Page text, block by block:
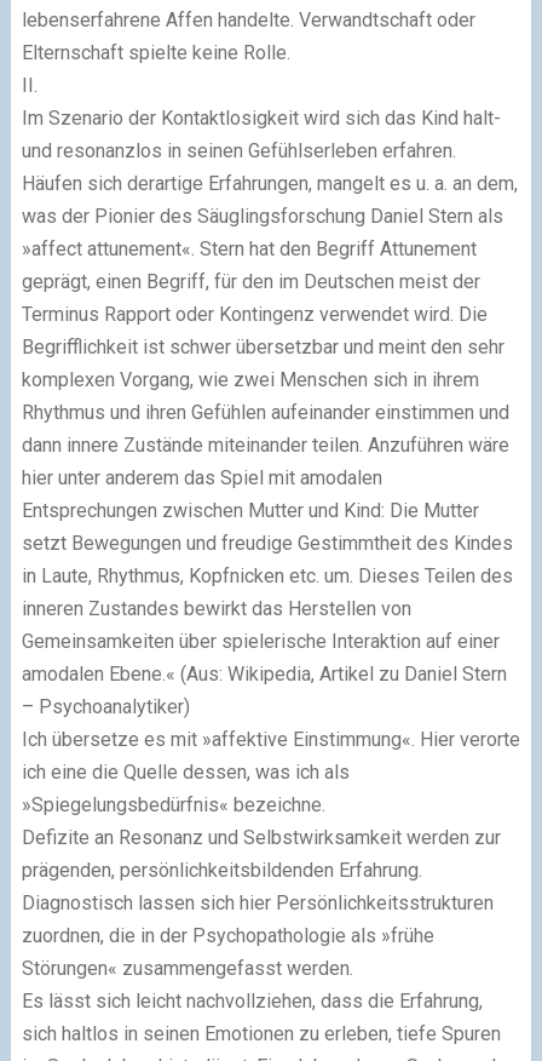
lebenserfahrene Affen handelte. Verwandtschaft oder
Elternschaft spielte keine Rolle.
II.
Im Szenario der Kontaktlosigkeit wird sich das Kind halt-
und resonanzlos in seinen Gefühlserleben erfahren.
Häufen sich derartige Erfahrungen, mangelt es u. a. an dem,
was der Pionier des Säuglingsforschung Daniel Stern als
»affect attunement«. Stern hat den Begriff Attunement
geprägt, einen Begriff, für den im Deutschen meist der
Terminus Rapport oder Kontingenz verwendet wird. Die
Begrifflichkeit ist schwer übersetzbar und meint den sehr
komplexen Vorgang, wie zwei Menschen sich in ihrem
Rhythmus und ihren Gefühlen aufeinander einstimmen und
dann innere Zustände miteinander teilen. Anzuführen wäre
hier unter anderem das Spiel mit amodalen
Entsprechungen zwischen Mutter und Kind: Die Mutter
setzt Bewegungen und freudige Gestimmtheit des Kindes
in Laute, Rhythmus, Kopfnicken etc. um. Dieses Teilen des
inneren Zustandes bewirkt das Herstellen von
Gemeinsamkeiten über spielerische Interaktion auf einer
amodalen Ebene.« (Aus: Wikipedia, Artikel zu Daniel Stern
– Psychoanalytiker)
Ich übersetze es mit »affektive Einstimmung«. Hier verorte
ich eine die Quelle dessen, was ich als
»Spiegelungsbedürfnis« bezeichne.
Defizite an Resonanz und Selbstwirksamkeit werden zur
prägenden, persönlichkeitsbildenden Erfahrung.
Diagnostisch lassen sich hier Persönlichkeitsstrukturen
zuordnen, die in der Psychopathologie als »frühe
Störungen« zusammengefasst werden.
Es lässt sich leicht nachvollziehen, dass die Erfahrung,
sich haltlos in seinen Emotionen zu erleben, tiefe Spuren